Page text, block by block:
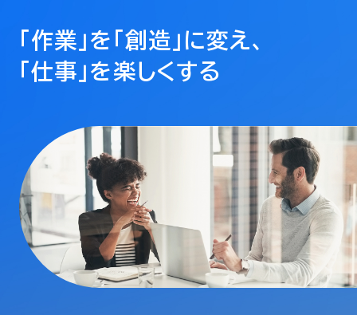
「作業」を「創造」に変え、
「仕事」を楽しくする